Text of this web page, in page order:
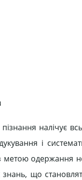
пізнання налічує
і
метою одержання
що